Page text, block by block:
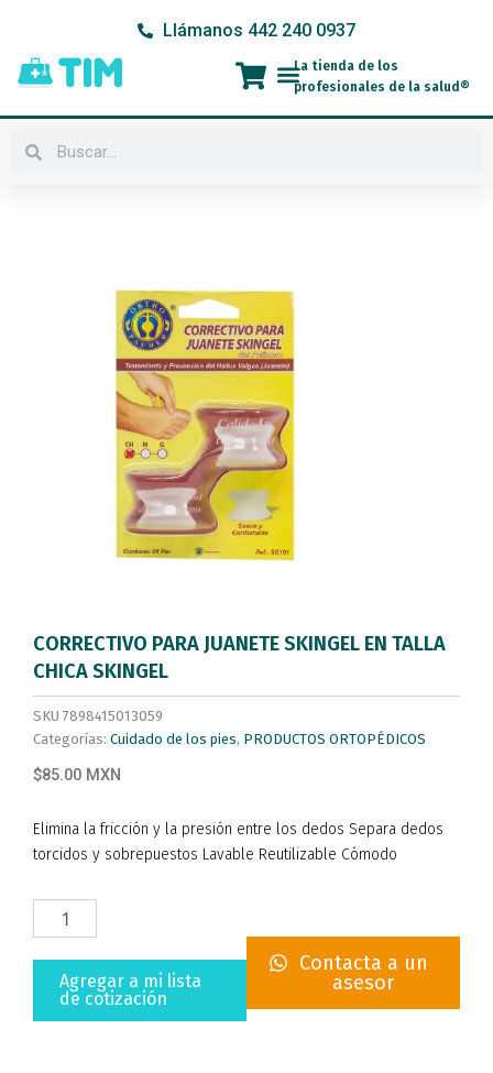
contenido
Llámanos 442 240 0937
Menú
La tienda de los
profesionales de la salud®
Buscar
CORRECTIVO PARA JUANETE SKINGEL EN TALLA
CHICA SKINGEL
SKU 7898415013059
Categorías: Cuidado de los pies, PRODUCTOS ORTOPÉDICOS
$85.00 MXN
Elimina la fricción y la presión entre los dedos Separa dedos
torcidos y sobrepuestos Lavable Reutilizable Cómodo
CORRECTIVO
PARA
Agregar a mi lista
de cotización
Contacta a un
asesor